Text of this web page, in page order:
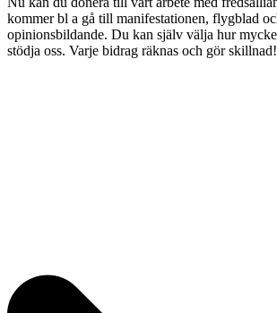
kommer bl a gå till manifestationen, flygblad
opinionsbildande. Du kan själv välja hur
stödja oss. Varje bidrag räknas och gör skillnad!